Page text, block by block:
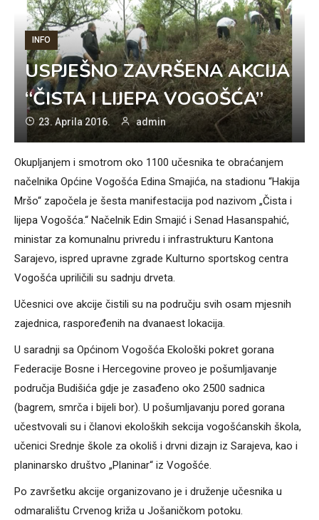
INFO
USPJEŠNO ZAVRŠENA AKCIJA
“ČISTA I LIJEPA VOGOŠĆA”
23. Aprila 2016. admin
Okupljanjem i smotrom oko 1100 učesnika te obraćanjem
načelnika Općine Vogošća Edina Smajića, na stadionu “Hakija
Mršo“ započela je šesta manifestacija pod nazivom „Čista i
lijepa Vogošća.“ Načelnik Edin Smajić i Senad Hasanspahić,
ministar za komunalnu privredu i infrastrukturu Kantona
Sarajevo, ispred upravne zgrade Kulturno sportskog centra
Vogošća upriličili su sadnju drveta.
Učesnici ove akcije čistili su na području svih osam mjesnih
zajednica, raspoređenih na dvanaest lokacija.
U saradnji sa Općinom Vogošća Ekološki pokret gorana
Federacije Bosne i Hercegovine proveo je pošumljavanje
područja Budišića gdje je zasađeno oko 2500 sadnica
(bagrem, smrča i bijeli bor). U pošumljavanju pored gorana
učestvovali su i članovi ekoloških sekcija vogošćanskih škola,
učenici Srednje škole za okoliš i drvni dizajn iz Sarajeva, kao i
planinarsko društvo „Planinar“ iz Vogošće.
Po završetku akcije organizovano je i druženje učesnika u
odmaralištu Crvenog križa u Jošaničkom potoku.